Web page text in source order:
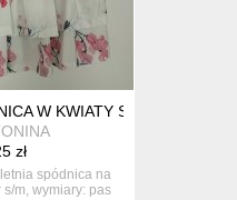
W KWIATY S/M
zł
spódnica na
m, wymiary: pas